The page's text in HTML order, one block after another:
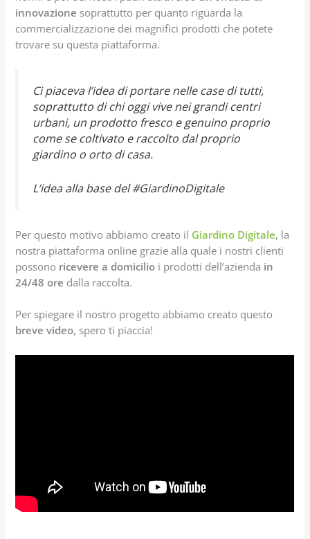
innovazione soprattutto per quanto riguarda la
commercializzazione dei magnifici prodotti che potete
trovare su questa piattaforma.
Ci piaceva l’idea di portare nelle case di tutti,
soprattutto di chi oggi vive nei grandi centri
urbani, un prodotto fresco e genuino proprio
come se coltivato e raccolto dal proprio
giardino o orto di casa.
L’idea alla base del #GiardinoDigitale
Per questo motivo abbiamo creato il Giardino Digitale, la
nostra piattaforma online grazie alla quale i nostri clienti
possono ricevere a domicilio i prodotti dell’azienda in
24/48 ore dalla raccolta.
Per spiegare il nostro progetto abbiamo creato questo
breve video, spero ti piaccia!